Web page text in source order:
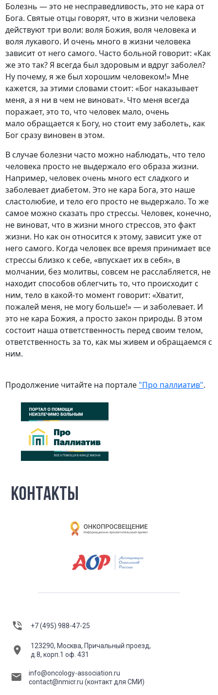
Болезнь — это не несправедливость, это не кара от
Бога. Святые отцы говорят, что в жизни человека
действуют три воли: воля Божия, воля человека и
воля лукавого. И очень много в жизни человека
зависит от него самого. Часто больной говорит: «Как
же это так? Я всегда был здоровым и вдруг заболел?
Ну почему, я же был хорошим человеком!» Мне
кажется, за этими словами стоит: «Бог наказывает
меня, а я ни в чем не виноват». Что меня всегда
поражает, это то, что человек мало, очень
мало обращается к Богу, но стоит ему заболеть, как
Бог сразу виновен в этом.
В случае болезни часто можно наблюдать, что тело
человека просто не выдержало его образа жизни.
Например, человек очень много ест сладкого и
заболевает диабетом. Это не кара Бога, это наше
сластолюбие, и тело его просто не выдержало. То же
самое можно сказать про стрессы. Человек, конечно,
не виноват, что в жизни много стрессов, это факт
жизни. Но как он относится к этому, зависит уже от
него самого. Когда человек все время принимает все
стрессы близко к себе, «впускает их в себя», в
молчании, без молитвы, совсем не расслабляется, не
находит способов облегчить то, что происходит с
ним, тело в какой-то момент говорит: «Хватит,
пожалей меня, не могу больше!» — и заболевает. И
это не кара Божия, а просто закон природы. В этом
состоит наша ответственность перед своим телом,
ответственность за то, как мы живем и обращаемся с
ним.
Продолжение читайте на портале "Про паллиатив".
КОНТАКТЫ
+7 (495) 988-47-25
123290, Москва, Причальный проезд,
д.8, корп.1 оф. 431
info@oncology-association.ru
contact@nmicr.ru(контакт для СМИ)